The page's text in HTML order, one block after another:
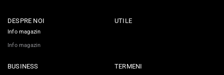
DESPRE NOI
Info magazin
Info magazin
UTILE
BUSINESS TERMENI